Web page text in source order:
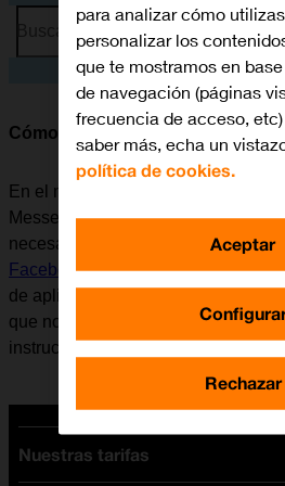
Busca por problema o tema
Cómo utilizar Facebook
En el móvil se puede utilizar la
Messenger. Antes de utilizar
necesario
configurar el móvil para
Facebook Messenger. Tener en
de aplicaciones va actualizando la
que no coincida exactamente con el
instrucción.
Nuestras tarifas
para analizar cómo
personalizar los
que te mostramos en
de navegación (páginas
frecuencia de acceso,
saber más, echa un
política de cookies.
Rechazar
Aceptar